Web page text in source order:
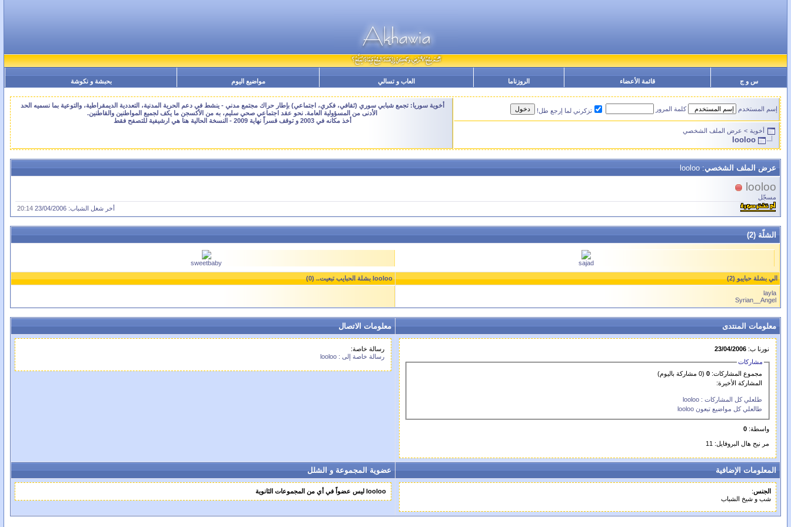
س و ج قائمة الأعضاء الروزناما العاب و تسالي مواضيع اليوم بحبشة و نكوشة
إسم المستخدم كلمة المرور تزكرني لما إرجع طل!
أخوية سوريا: تجمع شبابي سوري (ثقافي، فكري، اجتماعي) بإطار حراك مجتمع مدني - ينشط في دعم الحرية المدنية، التعددية الديمقراطية، والتوعية بما نسميه الحد
الأدنى من المسؤولية العامة. نحو عقد اجتماعي صحي سليم، به من الأكسجن ما يكف لجميع المواطنين والقاطنين.
أخذ مكانه في 2003 و توقف قسراً نهاية 2009 - النسخة الحالية هنا هي ارشيفية للتصفح فقط
أخوية > عرض الملف الشخصي
looloo
عرض الملف الشخصي: looloo
looloo
مسجّل
أخر شغل الشباب: 23/04/2006
20:14
الشلّة (2)
sajad
sweetbaby
الي بشلة حبايبو (2) looloo بشلة الحبايب تبعيت.. (0)
layla
Syrian__Angel
معلومات المنتدى معلومات الاتصال
نورنا ب: 23/04/2006
مشاركات
مجموع المشاركات:0 (0 مشاركة باليوم)
المشاركة الأخيرة:
طلعلي كل المشاركات : looloo
طالعلي كل مواضيع تبعون looloo
واسطة: 0
مر نيح هال البروفايل: 11
رسالة خاصة:
رسالة خاصة إلى : looloo
المعلومات الإضافية عضوية المجموعة و الشلل
الجنس:
شب و شيخ الشباب
looloo ليس عضواً في أي من المجموعات الثانوية